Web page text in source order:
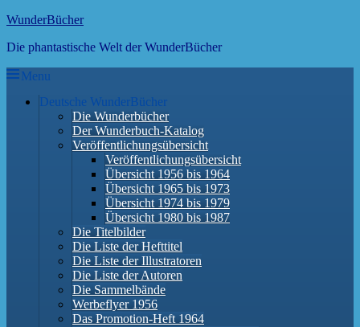
Skip
content
WunderBücher
Die phantastische Welt der WunderBücher
Menu
Hauptmenü
Deutsche WunderBücher
Die Wunderbücher
Der Wunderbuch-Katalog
Veröffentlichungsübersicht
Veröffentlichungsübersicht
Übersicht 1956 bis 1964
Übersicht 1965 bis 1973
Übersicht 1974 bis 1979
Übersicht 1980 bis 1987
Die Titelbilder
Die Liste der Hefttitel
Die Liste der Illustratoren
Die Liste der Autoren
Die Sammelbände
Werbeflyer 1956
Das Promotion-Heft 1964